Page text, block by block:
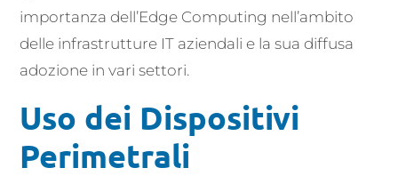
importanza dell’Edge Computing nell’ambito
delle infrastrutture IT aziendali e la sua diffusa
adozione in vari settori.
Uso dei Dispositivi
Perimetrali